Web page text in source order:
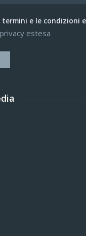
e le condizioni
estesa